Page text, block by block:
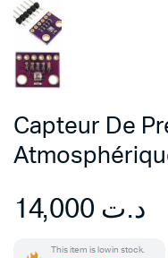
Capteur De
د.ت
This item is low in stock.